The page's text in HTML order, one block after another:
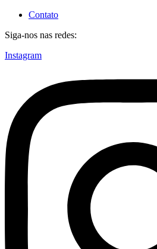
Contato
Siga-nos nas redes:
Instagram